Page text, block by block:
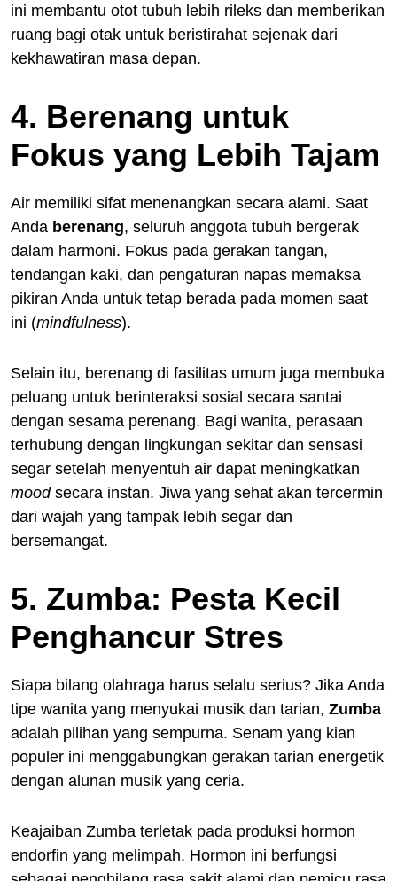
ini membantu otot tubuh lebih rileks dan memberikan
ruang bagi otak untuk beristirahat sejenak dari
kekhawatiran masa depan.
4. Berenang untuk
Fokus yang Lebih Tajam
Air memiliki sifat menenangkan secara alami. Saat
Anda berenang, seluruh anggota tubuh bergerak
dalam harmoni. Fokus pada gerakan tangan,
tendangan kaki, dan pengaturan napas memaksa
pikiran Anda untuk tetap berada pada momen saat
ini (mindfulness).
Selain itu, berenang di fasilitas umum juga membuka
peluang untuk berinteraksi sosial secara santai
dengan sesama perenang. Bagi wanita, perasaan
terhubung dengan lingkungan sekitar dan sensasi
segar setelah menyentuh air dapat meningkatkan
moodsecara instan. Jiwa yang sehat akan tercermin
dari wajah yang tampak lebih segar dan
bersemangat.
5. Zumba: Pesta Kecil
Penghancur Stres
Siapa bilang olahraga harus selalu serius? Jika Anda
tipe wanita yang menyukai musik dan tarian, Zumba
adalah pilihan yang sempurna. Senam yang kian
populer ini menggabungkan gerakan tarian energetik
dengan alunan musik yang ceria.
Keajaiban Zumba terletak pada produksi hormon
endorfin yang melimpah. Hormon ini berfungsi